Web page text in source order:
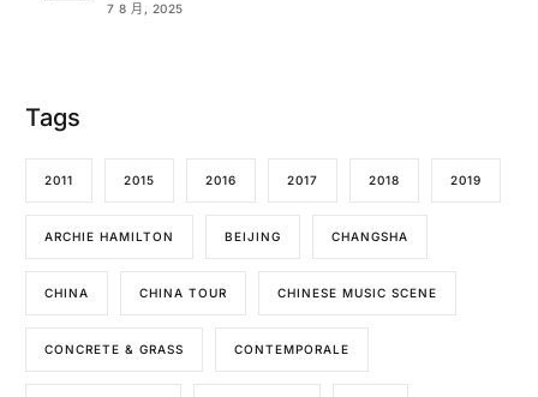
7 8 月, 2025
Tags
2011 2015 2016 2017 2018 2019
ARCHIE HAMILTON BEIJING CHANGSHA
CHINA CHINA TOUR CHINESE MUSIC SCENE
CONCRETE & GRASS CONTEMPORALE